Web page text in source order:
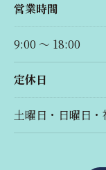
営業時間
9:00 ～ 18:00
定休日
土曜日・日曜日・